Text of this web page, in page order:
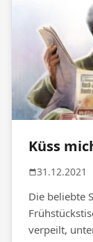
Küss
31.12.2021
Die beliebte
verpeilt,